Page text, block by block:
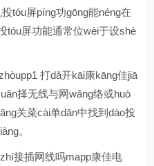
tóu屏píng功gōng能néng在
tóu屏功能通常位wèi于设shè
打dǎ开kāi康kāng佳jiā
择无线与网wǎng络或huò
关菜cài单dān中找到dào投
。
接插网线吗mapp康佳电